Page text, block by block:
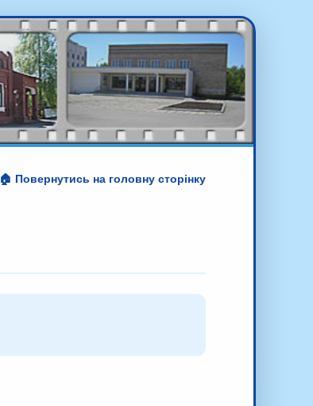
🏠 Повернутись на головну сторінку